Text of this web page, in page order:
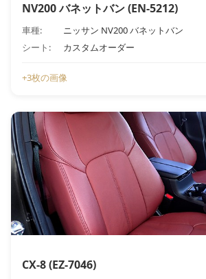
NV200 バネットバン (EN-5212)
車種:
ニッサン NV200 バネットバン
シート:
カスタムオーダー
+3枚の画像
CX-8 (EZ-7046)